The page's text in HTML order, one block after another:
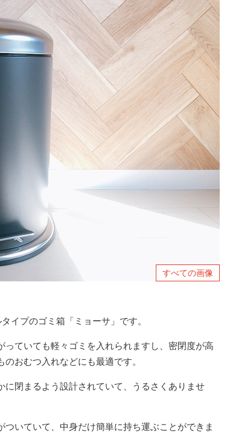
すべての画像
イプのゴミ箱「ミョーサ」です。
っていても軽々ゴミを入れられますし、密閉度が高
おむつ入れなどにも最適です。
閉まるよう設計されていて、うるさくありませ
いていて、中身だけ簡単に持ち運ぶことができま